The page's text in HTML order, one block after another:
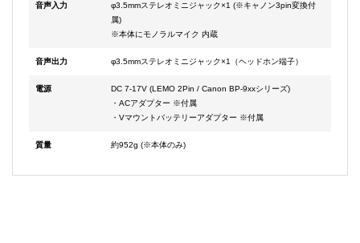
音声入力
φ3.5mmステレオミニジャック×1 (※キャノン3pin変換付
属)
※本体にモノラルマイク 内蔵
音声出力 φ3.5mmステレオミニジャック×1（ヘッドホン端子）
電源
DC 7-17V (LEMO 2Pin / Canon BP-9xxシリーズ)
・ACアダプター ※付属
・Vマウントバッテリーアダプター ※付属
質量 約952g (※本体のみ)